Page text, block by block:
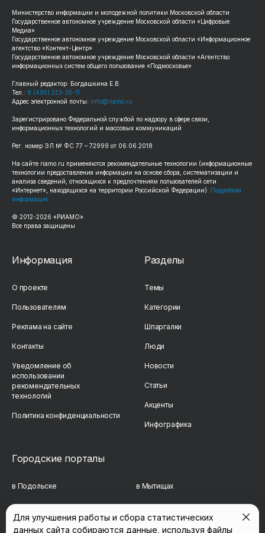
Министерство информации и молодежной политики Московской области
Государственное автономное учреждение Московской области «Цифровые
Медиа»
Государственное автономное учреждение Московской области «Информационное
агентство «Контент-Центр»
Государственное автономное учреждение Московской области «Агентство
информационных систем общего пользования «Подмосковье»
Главный редактор: Богдашкина Е.В.
Тел.: 8 (495) 223-35-11
Адрес электронной почты: info@riamo.ru
Зарегистрировано Федеральной службой по надзору в сфере связи,
информационных технологий и массовых коммуникаций
Рег. номер ЭЛ № ФС 77 – 72999 от 06.06.2018
На сайте riamo.ru применяются рекомендательные технологии (информационные
технологии предоставления информации на основе сбора, систематизации и
анализа сведений, относящихся к предпочтениям пользователей сети
«Интернет», находящихся на территории Российской Федерации). Подробная
информация
© 2012-2026 «РИАМО».
Все права защищены
Информация
О проекте
Пользователям
Реклама на сайте
Контакты
Уведомление об
использовании
рекомендательных
технологий
Политика конфиденциальности
Разделы
Темы
Категории
Шпаргалки
Люди
Новости
Статьи
Акценты
Инфографика
Городские порталы
в Подольске в Мытищах
в Сергиевом Посаде в Люберцах
Для улучшения работы и сбора статистических
данных сайта собираются данные, используя файлы